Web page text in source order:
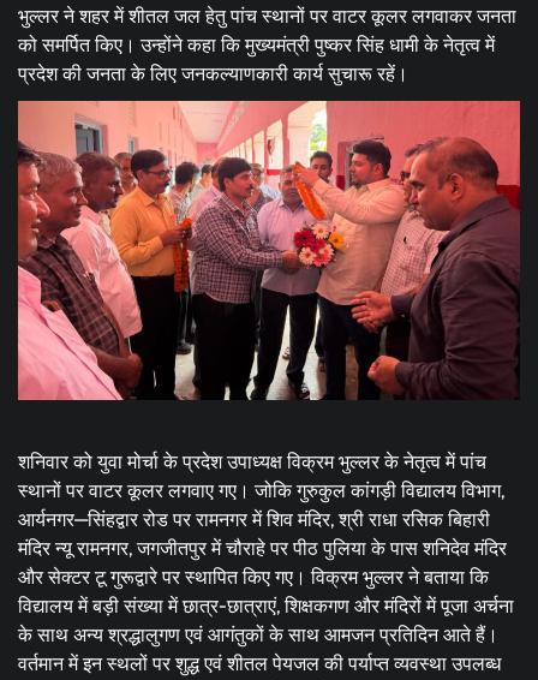
भुल्लर ने शहर में शीतल जल हेतु पांच स्थानों पर वाटर कूलर लगवाकर जनता
को समर्पित किए। उन्होंने कहा कि मुख्यमंत्री पुष्कर सिंह धामी के नेतृत्व में
प्रदेश की जनता के लिए जनकल्याणकारी कार्य सुचारू रहें।
शनिवार को युवा मोर्चा के प्रदेश उपाध्यक्ष विक्रम भुल्लर के नेतृत्व में पांच
स्थानों पर वाटर कूलर लगवाए गए। जोकि गुरुकुल कांगड़ी विद्यालय विभाग,
आर्यनगर—सिंहद्वार रोड पर रामनगर में शिव मंदिर, श्री राधा रसिक बिहारी
मंदिर न्यू रामनगर, जगजीतपुर में चौराहे पर पीठ पुलिया के पास शनिदेव मंदिर
और सेक्टर टू गुरूद्वारे पर स्थापित किए गए। विक्रम भुल्लर ने बताया कि
विद्यालय में बड़ी संख्या में छात्र-छात्राएं, शिक्षकगण और मंदिरों में पूजा अर्चना
के साथ अन्य श्रद्धालुगण एवं आगंतुकों के साथ आमजन प्रतिदिन आते हैं।
वर्तमान में इन स्थलों पर शुद्ध एवं शीतल पेयजल की पर्याप्त व्यवस्था उपलब्ध